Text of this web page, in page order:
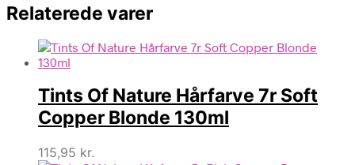
Relaterede varer
Tints Of Nature Hårfarve 7r Soft
Copper Blonde 130ml
115,95 kr.